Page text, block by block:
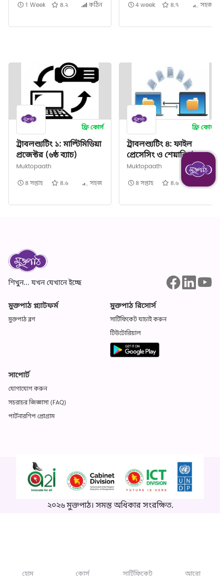
1 Week
৪.২ কঠিন
4 weeks
৪.৭ সহজ
ফ্রি কোর্স
ট্রাবলশ্যুটিং ১: মাল্টিমিডিয়া
প্রজেক্টর (৬ষ্ঠ ব্যাচ)
Muktopaath
৪ সপ্তাহ
৪.৬ সহজ
ফ্রি কোর্স
ট্রাবলশ্যুটিং ৪: ফাইল
প্রেসেসিং ও শেয়ারিং(২য়
ব্যাচ )
Muktopaath
৪ সপ্তাহ
৪.৬ সহজ
শিখুন... যখন যেখানে ইচ্ছে
মুক্তপাঠ প্ল্যাটফর্ম
মুক্তপাঠ ব্লগ
মুক্তপাঠ রিসোর্স
সার্টিফিকেট যাচাই করুন
টিউটোরিয়াল
সাপোর্ট
যোগাযোগ করুন
সচরাচর জিজ্ঞাসা (FAQ)
পার্টনারশিপ প্রোগ্রাম
২০২৬ মুক্তপাঠ। সমস্ত অধিকার সংরক্ষিত.
হোম কোর্স সার্টিফিকেট আরো